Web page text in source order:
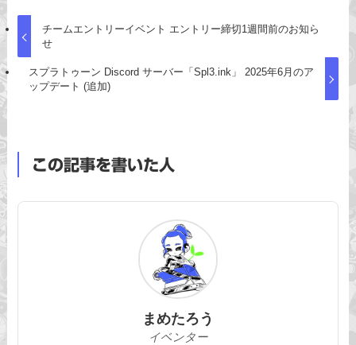
チームエントリーイベント エントリー締切1週間前のお知ら
せ
スプラトゥーン Discord サーバー「Spl3.ink」 2025年6月のア
ップデート (追加)
この記事を書いた人
まめたろう
イベンター